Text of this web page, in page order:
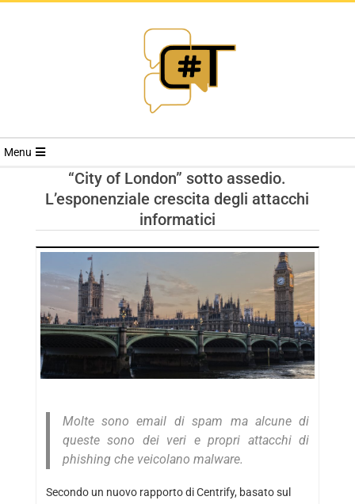
RIVISTA
TRENDS
Menu
“City of London” sotto assedio.
L’esponenziale crescita degli attacchi
informatici
Molte sono email di spam ma alcune di
queste sono dei veri e propri attacchi di
phishing che veicolano malware.
Secondo un nuovo rapporto di Centrify, basato sul